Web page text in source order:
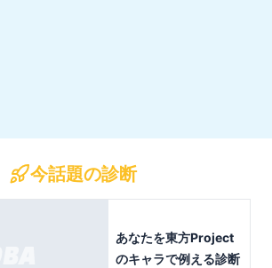
今話題の診断
あなたを東方Project
のキャラで例える診断